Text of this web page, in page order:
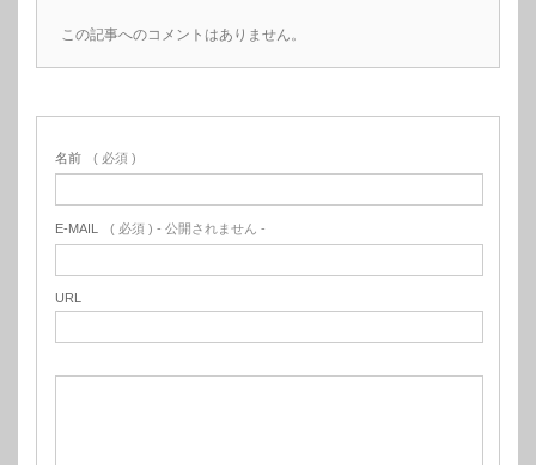
この記事へのコメントはありません。
名前 ( 必須 )
E-MAIL ( 必須 ) - 公開されません -
URL